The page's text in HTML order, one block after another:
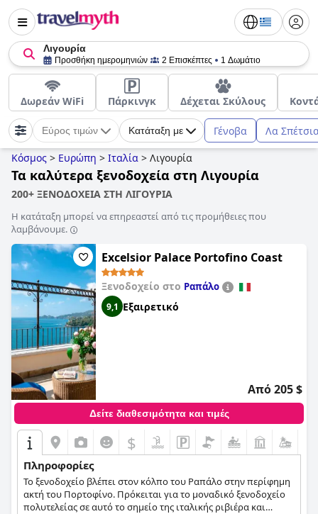
Λιγουρία
Προσθήκη ημερομηνιών 2 Επισκέπτες 1 Δωμάτιο
Δωρεάν WiFi Πάρκινγκ Δέχεται Σκύλους
Εύρος τιμών Κατάταξη με Γένοβα Λα
Κόσμος > Ευρώπη > Ιταλία > Λιγουρία
Τα καλύτερα ξενοδοχεία στη Λιγουρία
200+ ΞΕΝΟΔΟΧΕΙΑ ΣΤΗ ΛΙΓΟΥΡΙΑ
Η κατάταξη μπορεί να επηρεαστεί από τις προμήθειες που
λαμβάνουμε.
Excelsior Palace Portofino Coast
Ξενοδοχείο στο Ραπάλο
9,1 Εξαιρετικό
Από 205 $
Δείτε διαθεσιμότητα και τιμές
$
Πληροφορίες
Το ξενοδοχείο βλέπει στον κόλπο του Ραπάλο στην περίφημη
ακτή του Πορτοφίνο. Πρόκειται για το μοναδικό ξενοδοχείο
πολυτελείας σε αυτό το σημείο της ιταλικής ριβιέρα και